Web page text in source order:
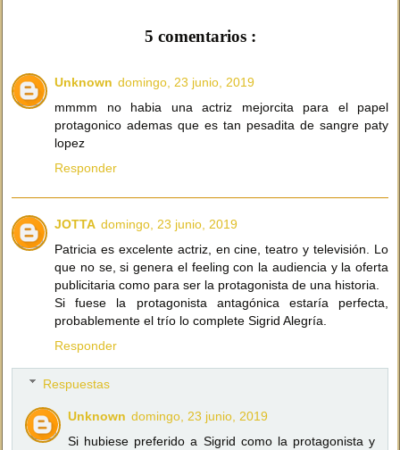
5 comentarios :
Unknown domingo, 23 junio, 2019
mmmm no habia una actriz mejorcita para el papel
protagonico ademas que es tan pesadita de sangre paty
lopez
Responder
JOTTA domingo, 23 junio, 2019
Patricia es excelente actriz, en cine, teatro y televisión. Lo
que no se, si genera el feeling con la audiencia y la oferta
publicitaria como para ser la protagonista de una historia.
Si fuese la protagonista antagónica estaría perfecta,
probablemente el trío lo complete Sigrid Alegría.
Responder
Respuestas
Unknown domingo, 23 junio, 2019
Si hubiese preferido a Sigrid como la protagonista y